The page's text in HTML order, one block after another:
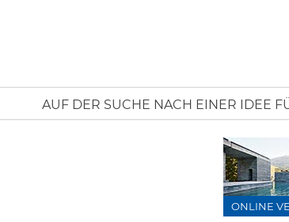
AUF DER SUCHE NACH EINER IDEE
ONLINE